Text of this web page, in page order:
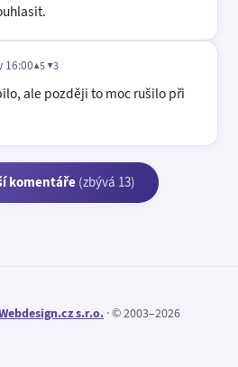
16:00▲5 ▼3
ale později to moc rušilo při
komentáře (zbývá 13)
s.r.o. · © 2003–2026